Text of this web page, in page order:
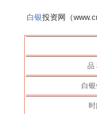
白银投资网（
品
白
时